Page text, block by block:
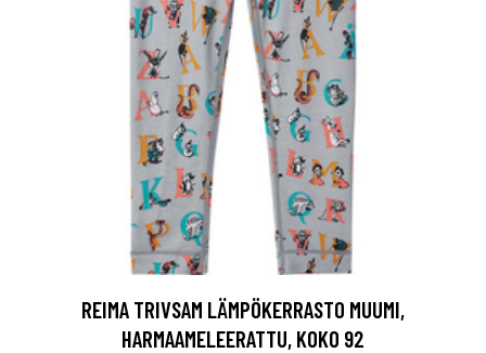
REIMA TRIVSAM LÄMPÖKERRASTO MUUMI,
HARMAAMELEERATTU, KOKO 92